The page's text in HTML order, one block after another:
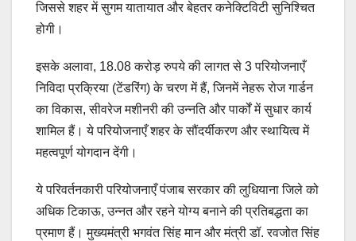
जिससे शहर में सुगम यातायात और बेहतर कनेक्टिविटी सुनिश्चित
होगी।
इसके अलावा, 18.08 करोड़ रुपये की लागत से 3 परियोजनाएँ
निविदा प्रक्रिया (टेंडरिंग) के चरण में हैं, जिनमें नेहरू रोज गार्डन
का विकास, सीवरेज मशीनरी की उन्नति और पार्कों में सुधार कार्य
शामिल हैं। ये परियोजनाएँ शहर के सौंदर्यीकरण और स्थायित्व में
महत्वपूर्ण योगदान देंगी।
ये परिवर्तनकारी परियोजनाएँ पंजाब सरकार की लुधियाना जिले को
अधिक टिकाऊ, उन्नत और रहने योग्य बनाने की प्रतिबद्धता का
प्रमाण हैं। मुख्यमंत्री भगवंत सिंह मान और मंत्री डॉ. रवजोत सिंह